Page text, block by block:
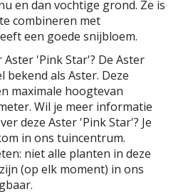
en dan vochtige grond. Ze is
combineren met
een goede snijbloem.
'Pink Star'? De Aster
bekend als Aster. Deze
maximale hoogtevan
Wil je meer informatie
deze Aster 'Pink Star'? Je
in ons tuincentrum.
niet alle planten in deze
(op elk moment) in ons